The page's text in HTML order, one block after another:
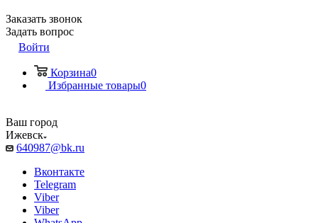
Заказать звонок
Задать вопрос
Войти
Корзина0
Избранные товары0
Ваш город
Ижевск
640987@bk.ru
Вконтакте
Telegram
Viber
Viber